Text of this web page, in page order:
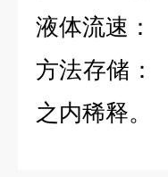
液体流速
方法存储
之内稀释。